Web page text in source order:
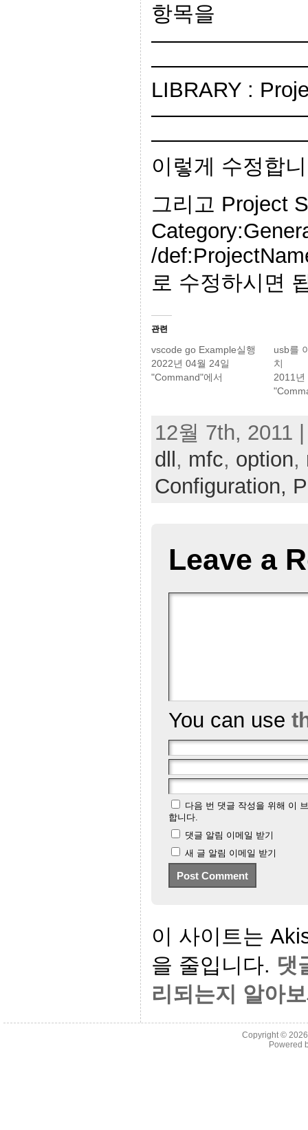
항목을
LIBRARY :
이렇게 수정합
그리고 Project
/
로 수정하시면
관련
vscode go Example실행
2022년 04월 24일
"Command"에서
usb를
치
2011년
12월 7th, 2011
dll , mfc, option,
Configuration,
Leave a
You can use
다음 번 댓글 작성을 위해 이
합니다.
댓글 알림 이메일 받기
새 글 알림 이메일 받기
이 사이트는
을 줄입니다. 댓
리되는지 알아
Copyright ©
Powered